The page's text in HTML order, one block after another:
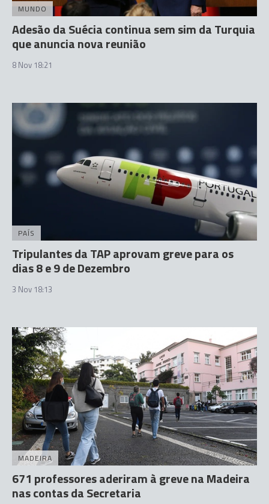
MUNDO
Adesão da Suécia continua sem sim da Turquia
que anuncia nova reunião
8 Nov 18:21
PAÍS
Tripulantes da TAP aprovam greve para os
dias 8 e 9 de Dezembro
3 Nov 18:13
MADEIRA
671 professores aderiram à greve na Madeira
nas contas da Secretaria